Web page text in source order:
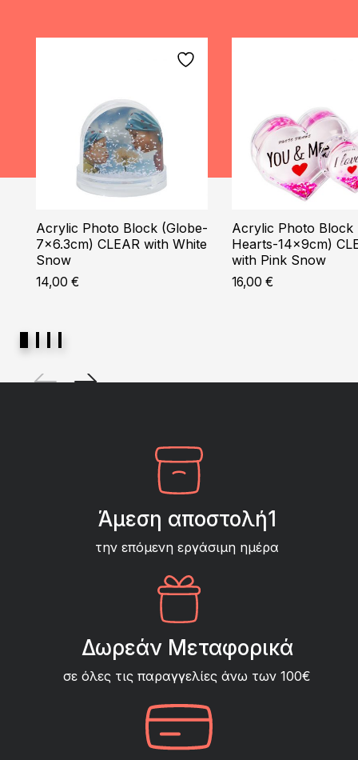
Acrylic Photo Block (Globe-
7×6.3cm) CLEAR with White
Snow
14,00 €
Acrylic Photo Block
Hearts-14x9cm)
with Pink Snow
16,00 €
Άμεση αποστολή1
την επόμενη εργάσιμη ημέρα
Δωρεάν Μεταφορικά
σε όλες τις παραγγελίες άνω των 100€